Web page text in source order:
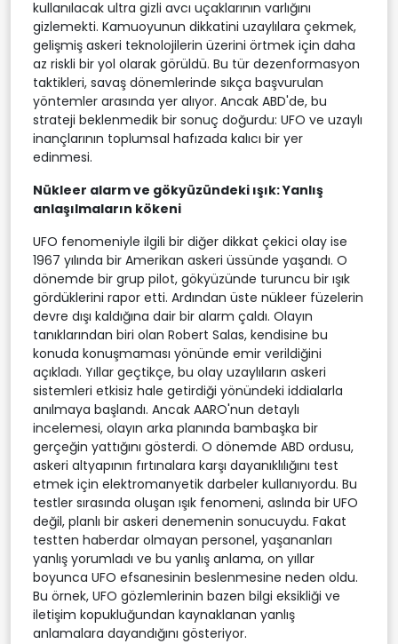
kullanılacak ultra gizli avcı uçaklarının varlığını
gizlemekti. Kamuoyunun dikkatini uzaylılara çekmek,
gelişmiş askeri teknolojilerin üzerini örtmek için daha
az riskli bir yol olarak görüldü. Bu tür dezenformasyon
taktikleri, savaş dönemlerinde sıkça başvurulan
yöntemler arasında yer alıyor. Ancak ABD'de, bu
strateji beklenmedik bir sonuç doğurdu: UFO ve uzaylı
inançlarının toplumsal hafızada kalıcı bir yer
edinmesi.
Nükleer alarm ve gökyüzündeki ışık: Yanlış
anlaşılmaların kökeni
UFO fenomeniyle ilgili bir diğer dikkat çekici olay ise
1967 yılında bir Amerikan askeri üssünde yaşandı. O
dönemde bir grup pilot, gökyüzünde turuncu bir ışık
gördüklerini rapor etti. Ardından üste nükleer füzelerin
devre dışı kaldığına dair bir alarm çaldı. Olayın
tanıklarından biri olan Robert Salas, kendisine bu
konuda konuşmaması yönünde emir verildiğini
açıkladı. Yıllar geçtikçe, bu olay uzaylıların askeri
sistemleri etkisiz hale getirdiği yönündeki iddialarla
anılmaya başlandı. Ancak AARO'nun detaylı
incelemesi, olayın arka planında bambaşka bir
gerçeğin yattığını gösterdi. O dönemde ABD ordusu,
askeri altyapının fırtınalara karşı dayanıklılığını test
etmek için elektromanyetik darbeler kullanıyordu. Bu
testler sırasında oluşan ışık fenomeni, aslında bir UFO
değil, planlı bir askeri denemenin sonucuydu. Fakat
testten haberdar olmayan personel, yaşananları
yanlış yorumladı ve bu yanlış anlama, on yıllar
boyunca UFO efsanesinin beslenmesine neden oldu.
Bu örnek, UFO gözlemlerinin bazen bilgi eksikliği ve
iletişim kopukluğundan kaynaklanan yanlış
anlamalara dayandığını gösteriyor.